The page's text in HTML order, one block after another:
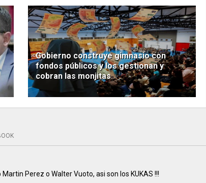
Gobierno construye gimnasio con
fondos públicos y los gestionan y
cobran las monjitas
Perez o Walter Vuoto, asi son los KUKAS !!!